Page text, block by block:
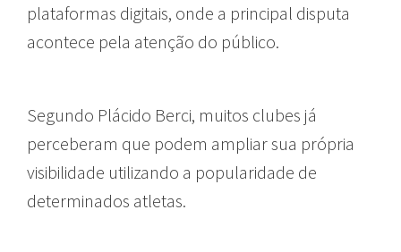
plataformas digitais, onde a principal disputa
acontece pela atenção do público.
Segundo Plácido Berci, muitos clubes já
perceberam que podem ampliar sua própria
visibilidade utilizando a popularidade de
determinados atletas.